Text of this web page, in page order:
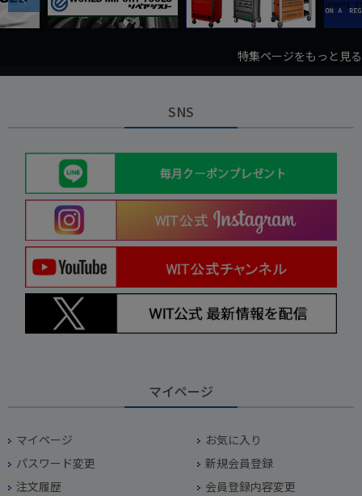
特集ページをもっと見る
SNS
マイページ
マイページ
お気に入り
パスワード変更
新規会員登録
注文履歴
会員登録内容変更